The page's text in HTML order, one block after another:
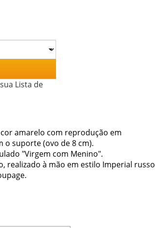
Lista de
amarelo com reprodução em
o suporte (ovo de 8 cm).
"Virgem com Menino".
realizado à mão em estilo Imperial russo